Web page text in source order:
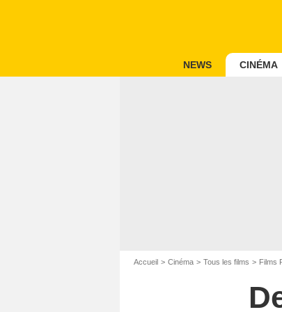
NEWS CINÉMA
Accueil Cinéma Tous les films Films